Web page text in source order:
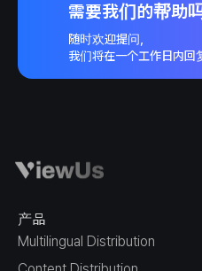
需要我们的帮助
随时欢迎提问，
我们将在一个工作日内回
产品
Multilingual Distribution